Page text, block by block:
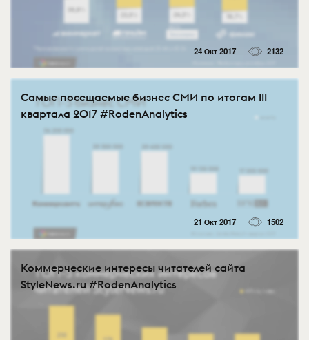
24 Окт 2017 2132
Самые посещаемые бизнес СМИ по итогам III
квартала 2017 #RodenAnalytics
21 Окт 2017 1502
Коммерческие интересы читателей сайта
StyleNews.ru #RodenAnalytics